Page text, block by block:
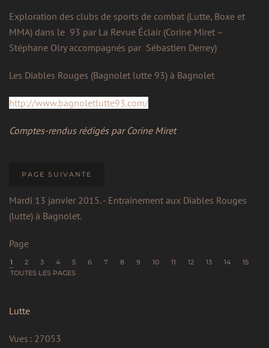
Exploration des clubs de sports de combat (Lutte, Boxe et
MMA) dans le 93 par La Revue Éclair (Corine Miret –
Stéphane Olry accompagnés par Sébastien Derrey)
Les Diables Rouges (Bagnolet lutte 93) à Bagnolet
http://www.bagnoletlutte93.com/
Comptes-rendus rédigés par Corine Miret
PAGE SUIVANTE
Mardi 13 janvier 2015. - Entrainement aux Diables Rouges
(lutte) à Bagnolet.
Page
1 2 3 4 5 6 7 8 9 10 11 12 13 14
15
TOUTES LES PAGES
Lutte
Vues : 27053